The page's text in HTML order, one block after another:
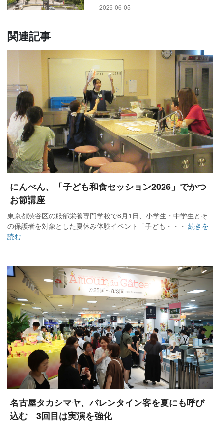
2026-06-05
関連記事
にんべん、「子ども和食セッション2026」でかつ
お節講座
東京都渋谷区の服部栄養専門学校で8月1日、小学生・中学生とそ
の保護者を対象とした夏休み体験イベント「子ども・・・ 続きを
読む
名古屋タカシマヤ、バレンタイン客を夏にも呼び
込む 3回目は実演を強化